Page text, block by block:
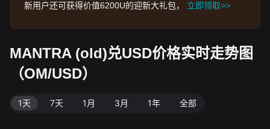
新用户还可获得价值6200U的迎新大礼包， 立即领取>>
MANTRA (old)兑USD价格实时走势图
（OM/USD）
1天 7天 1月 3月 1年 全部